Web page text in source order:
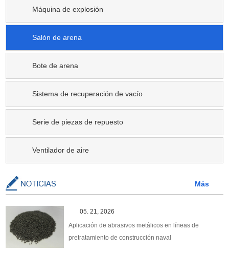
Máquina de explosión
Salón de arena
Bote de arena
Sistema de recuperación de vacío
Serie de piezas de repuesto
Ventilador de aire
Más
05. 21, 2026
Aplicación de abrasivos metálicos en líneas de
pretratamiento de construcción naval